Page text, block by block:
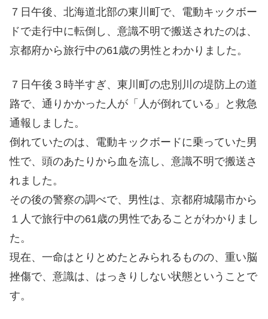
７日午後、北海道北部の東川町で、電動キックボー
ドで走行中に転倒し、意識不明で搬送されたのは、
京都府から旅行中の61歳の男性とわかりました。
７日午後３時半すぎ、東川町の忠別川の堤防上の道
路で、通りかかった人が「人が倒れている」と救急
通報しました。
倒れていたのは、電動キックボードに乗っていた男
性で、頭のあたりから血を流し、意識不明で搬送さ
れました。
その後の警察の調べで、男性は、京都府城陽市から
１人で旅行中の61歳の男性であることがわかりまし
た。
現在、一命はとりとめたとみられるものの、重い脳
挫傷で、意識は、はっきりしない状態ということで
す。